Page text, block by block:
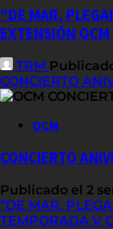
“DE MAR,
EXTENSIÓN OCM
TRM
CONCIERTO
OCM
CONCIERTO
Publicado el 2
“DE MAR,
TEMPORADA V